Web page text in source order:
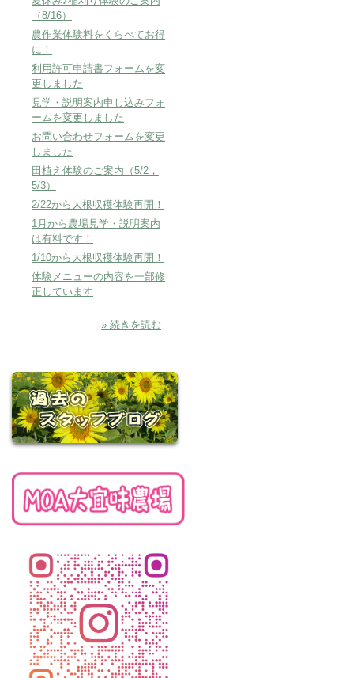
（8/16）
農作業体験料をくらべてお得
に！
利用許可申請書フォームを変
更しました
見学・説明案内申し込みフォ
ームを変更しました
お問い合わせフォームを変更
しました
田植え体験のご案内（5/2，
5/3）
2/22から大根収穫体験再開！
1月から農場見学・説明案内
は有料です！
1/10から大根収穫体験再開！
体験メニューの内容を一部修
正しています
» 続きを読む